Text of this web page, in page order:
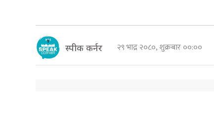
स्पीक कर्नर २९ भाद्र २०८०, शुक्रबार ००:००